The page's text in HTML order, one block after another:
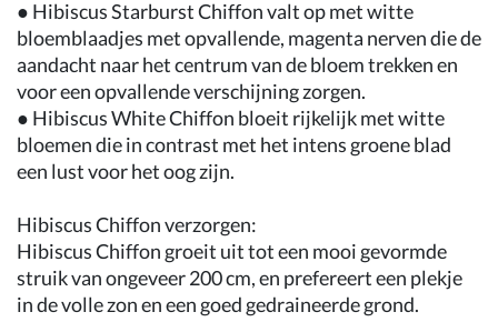
● Hibiscus Starburst Chiffon valt op met witte
bloemblaadjes met opvallende, magenta nerven die de
aandacht naar het centrum van de bloem trekken en
voor een opvallende verschijning zorgen.
● Hibiscus White Chiffon bloeit rijkelijk met witte
bloemen die in contrast met het intens groene blad
een lust voor het oog zijn.
Hibiscus Chiffon verzorgen:
Hibiscus Chiffon groeit uit tot een mooi gevormde
struik van ongeveer 200 cm, en prefereert een plekje
in de volle zon en een goed gedraineerde grond.